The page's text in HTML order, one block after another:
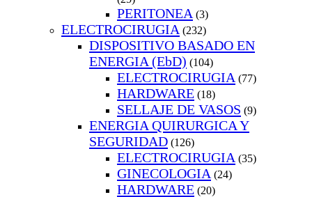
PERITONEA (3)
ELECTROCIRUGIA (232)
DISPOSITIVO BASADO EN
ENERGIA (EbD) (104)
ELECTROCIRUGIA (77)
HARDWARE (18)
SELLAJE DE VASOS (9)
ENERGIA QUIRURGICA Y
SEGURIDAD (126)
ELECTROCIRUGIA (35)
GINECOLOGIA (24)
HARDWARE (20)